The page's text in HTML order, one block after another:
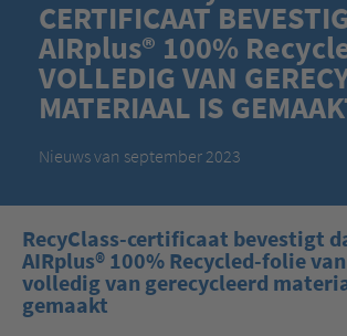
CERTIFICAAT
AIRplus® 100%
VOLLEDIG VAN
MATERIAAL IS
Nieuws van september 2023
RecyClass-certificaat bevestigt
AIRplus® 100% Recycled-folie
volledig van gerecycleerd
gemaakt